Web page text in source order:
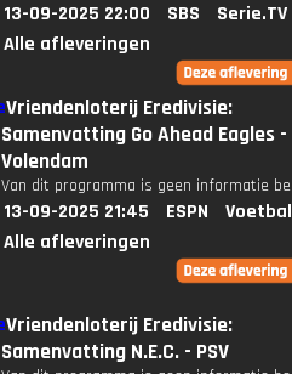
13-09-2025 22:00 SBS
Serie.TV
Alle afleveringen
Vriendenloterij Eredivisie:
Samenvatting Go Ahead Eagles -
Volendam
Van dit programma is geen informatie
13-09-2025 21:45 ESPN
Alle afleveringen
Vriendenloterij Eredivisie:
Samenvatting N.E.C. - PSV